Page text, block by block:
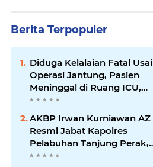
Berita Terpopuler
Diduga Kelalaian Fatal Usai
Operasi Jantung, Pasien
Meninggal di Ruang ICU,
Keluarga Tuntut RSUD dr.
Jawab
AKBP Irwan Kurniawan AZ
Resmi Jabat Kapolres
Pelabuhan Tanjung Perak,
Pimpinan Redaksi